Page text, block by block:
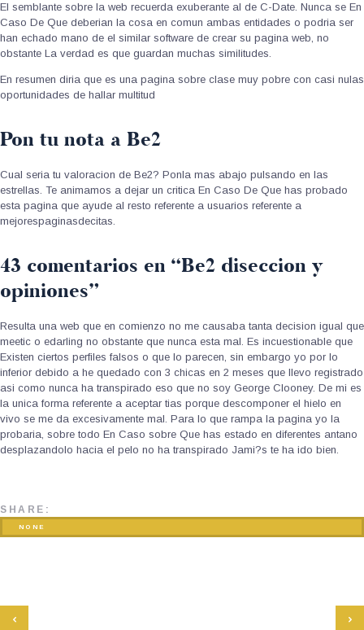
El semblante sobre la web recuerda exuberante al de C-Date. Nunca se En
Caso De Que deberi­an la cosa en comun ambas entidades o podria ser
han echado mano de el similar software de crear su pagina web, no
obstante La verdad es que guardan muchas similitudes.
En resumen diria que es una pagina sobre clase muy pobre con casi nulas
oportunidades de hallar multitud
Pon tu nota a Be2
Cual seria tu valoracion de Be2? Ponla mas abajo pulsando en las
estrellas. Te animamos a dejar un critica En Caso De Que has probado
esta pagina que ayude al resto referente a usuarios referente a
mejorespaginasdecitas.
43 comentarios en “Be2 diseccion y
opiniones”
Resulta una web que en comienzo no me causaba tanta decision igual que
meetic o edarling no obstante que nunca esta mal. Es incuestionable que
Existen ciertos perfiles falsos o que lo parecen, sin embargo yo por lo
inferior debido a he quedado con 3 chicas en 2 meses que llevo registrado
asi­ como nunca ha transpirado eso que no soy George Clooney. De mi es
la unica forma referente a aceptar tias porque descomponer el hielo en
vivo se me da excesivamente mal. Para lo que rampa la pagina yo la
probaria, sobre todo En Caso sobre Que has estado en diferentes antano
desplazandolo hacia el pelo no ha transpirado Jami?s te ha ido bien.
SHARE:
NONE